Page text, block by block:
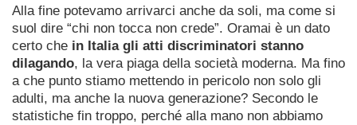
Alla fine potevamo arrivarci anche da soli, ma come si
suol dire “chi non tocca non crede”. Oramai è un dato
certo che in Italia gli atti discriminatori stanno
dilagando, la vera piaga della società moderna. Ma fino
a che punto stiamo mettendo in pericolo non solo gli
adulti, ma anche la nuova generazione? Secondo le
statistiche fin troppo, perché alla mano non abbiamo